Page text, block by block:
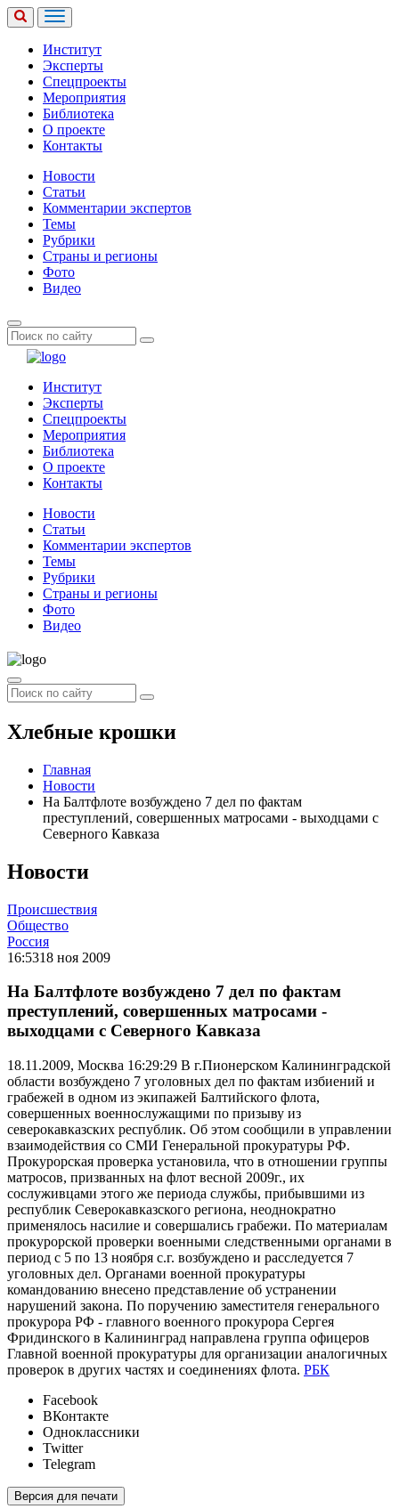
Институт
Эксперты
Спецпроекты
Мероприятия
Библиотека
О проекте
Контакты
Новости
Статьи
Комментарии экспертов
Темы
Рубрики
Страны и регионы
Фото
Видео
Институт
Эксперты
Спецпроекты
Мероприятия
Библиотека
О проекте
Контакты
Новости
Статьи
Комментарии экспертов
Темы
Рубрики
Страны и регионы
Фото
Видео
Хлебные крошки
Главная
Новости
На Балтфлоте возбуждено 7 дел по фактам
преступлений, совершенных матросами - выходцами с
Северного Кавказа
Новости
Происшествия
Общество
Россия
16:5318 ноя 2009
На Балтфлоте возбуждено 7 дел по фактам
преступлений, совершенных матросами -
выходцами с Северного Кавказа
18.11.2009, Москва 16:29:29 В г.Пионерском Калининградской
области возбуждено 7 уголовных дел по фактам избиений и
грабежей в одном из экипажей Балтийского флота,
совершенных военнослужащими по призыву из
северокавказских республик. Об этом сообщили в управлении
взаимодействия со СМИ Генеральной прокуратуры РФ.
Прокурорская проверка установила, что в отношении группы
матросов, призванных на флот весной 2009г., их
сослуживцами этого же периода службы, прибывшими из
республик Северокавказского региона, неоднократно
применялось насилие и совершались грабежи. По материалам
прокурорской проверки военными следственными органами в
период с 5 по 13 ноября с.г. возбуждено и расследуется 7
уголовных дел. Органами военной прокуратуры
командованию внесено представление об устранении
нарушений закона. По поручению заместителя генерального
прокурора РФ - главного военного прокурора Сергея
Фридинского в Калининград направлена группа офицеров
Главной военной прокуратуры для организации аналогичных
проверок в других частях и соединениях флота. РБК
Facebook
ВКонтакте
Одноклассники
Twitter
Telegram
Версия для печати